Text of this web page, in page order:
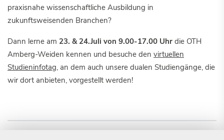
praxisnahe wissenschaftliche Ausbildung in
zukunftsweisenden Branchen?
Dann lerne am 23. & 24.Juli von 9.00-17.00 Uhr die OTH
Amberg-Weiden kennen und besuche den virtuellen
Studieninfotag, an dem auch unsere dualen Studiengänge, die
wir dort anbieten, vorgestellt werden!